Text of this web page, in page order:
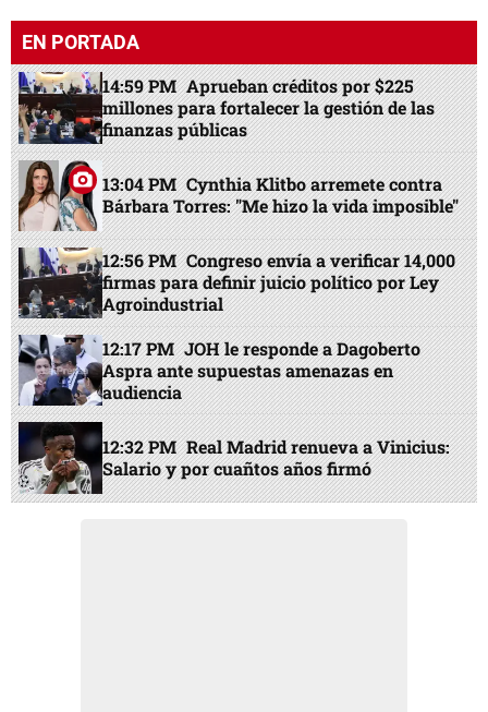
EN PORTADA
14:59 PM Aprueban créditos por $225
millones para fortalecer la gestión de las
finanzas públicas
13:04 PM Cynthia Klitbo arremete contra
Bárbara Torres: "Me hizo la vida imposible"
12:56 PM Congreso envía a verificar 14,000
firmas para definir juicio político por Ley
Agroindustrial
12:17 PM JOH le responde a Dagoberto
Aspra ante supuestas amenazas en
audiencia
12:32 PM Real Madrid renueva a Vinicius:
Salario y por cuañtos años firmó